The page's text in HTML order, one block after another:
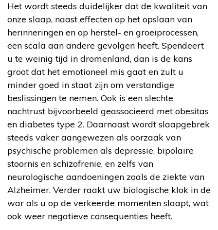
Het wordt steeds duidelijker dat de kwaliteit van
onze slaap, naast effecten op het opslaan van
herinneringen en op herstel- en groeiprocessen,
een scala aan andere gevolgen heeft. Spendeert
u te weinig tijd in dromenland, dan is de kans
groot dat het emotioneel mis gaat en zult u
minder goed in staat zijn om verstandige
beslissingen te nemen. Ook is een slechte
nachtrust bijvoorbeeld geassocieerd met obesitas
en diabetes type 2. Daarnaast wordt slaapgebrek
steeds vaker aangewezen als oorzaak van
psychische problemen als depressie, bipolaire
stoornis en schizofrenie, en zelfs van
neurologische aandoeningen zoals de ziekte van
Alzheimer. Verder raakt uw biologische klok in de
war als u op de verkeerde momenten slaapt, wat
ook weer negatieve consequenties heeft.